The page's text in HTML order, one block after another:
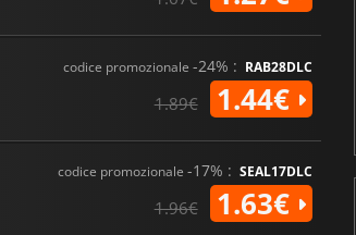
codice promozionale -24% : RAB28DLC
1.89€ 1.44€
codice promozionale -17% : SEAL17DLC
1.96€ 1.63€